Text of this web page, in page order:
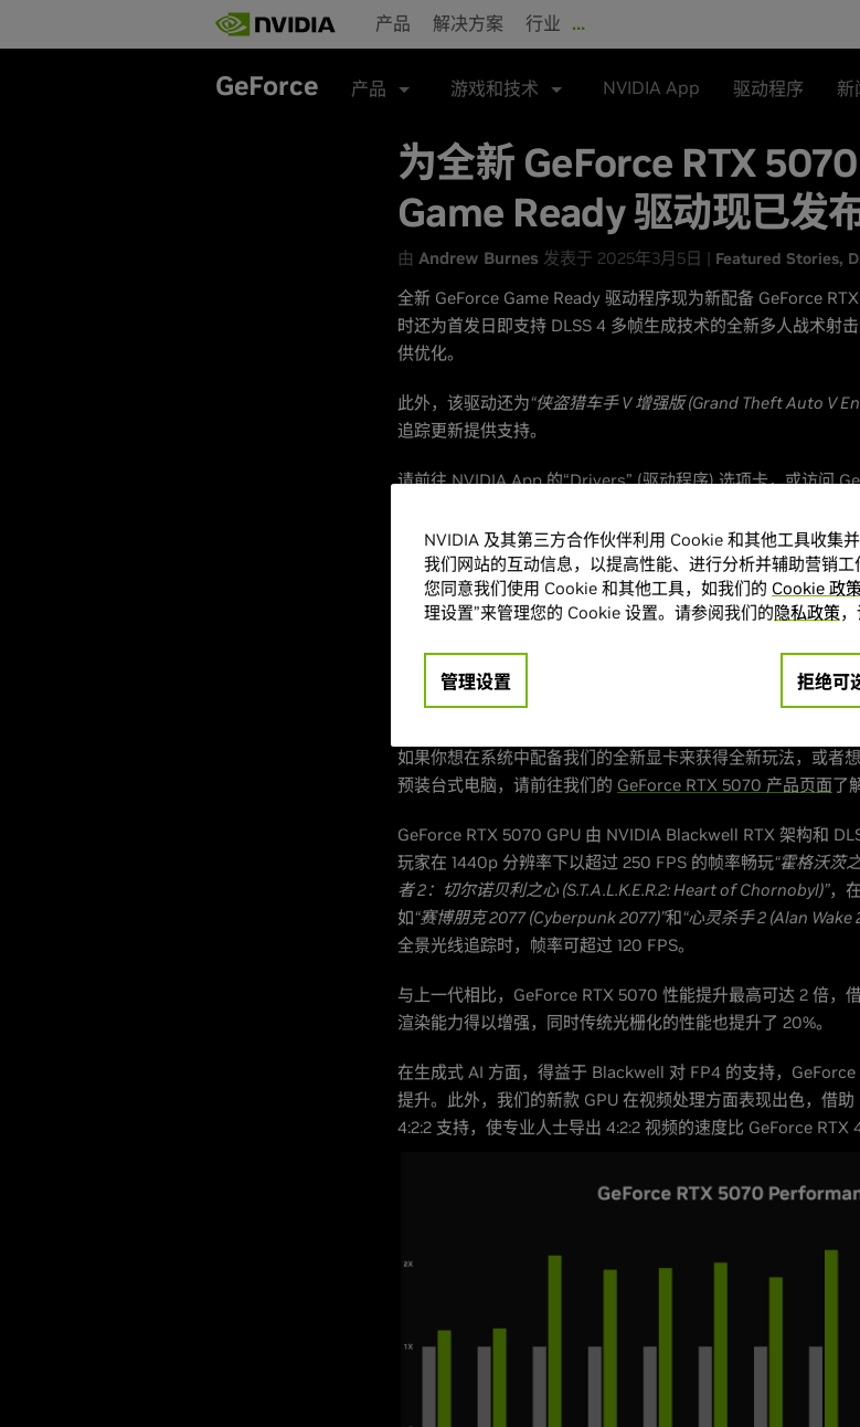
main
产品 解决方案 行业 …
GeForce 产品 游戏和技术 NVIDIA App 驱动程序 新
为全新 GeForce RTX
Game Ready 驱动现已发
由 Andrew Burnes 发表于 2025年3月5日 | Featured Stories
全新 GeForce Game Ready 驱动程序现为新配备 GeForce
时还为首发日即支持 DLSS 4 多帧生成技术的全新多人战术射
供优化。
此外，该驱动还为“侠盗猎车手 V 增强版 (Grand Theft Auto V
追踪更新提供支持。
请前往NVIDIA App的“Drivers” (驱动程序) 选项卡，或访问
为全新 GeForce RTX 5070 打造
驱动
全新GeForce RTX 5070
现已上市。华硕 (ASUS)、七彩虹
驰 (GALAX)、技嘉 (GIGABYTE)、映众 (INNO3D)、万丽（
(ZOTAC) 等 AIC 厂商均已推出标频版和超频版型号的显卡。
如果你想在系统中配备我们的全新显卡来获得全新玩法，或者
预装台式电脑，请前往我们的 GeForce RTX 5070 产品页面了
GeForce RTX 5070 GPU 由 NVIDIA Blackwell RTX 架构和
玩家在 1440p 分辨率下以超过 250 FPS 的帧率畅玩“霍格沃茨
者 2：切尔诺贝利之心 (S.T.A.L.K.E.R.2: Heart of Chornobyl)”，
如“赛博朋克 2077 (Cyberpunk 2077)”和“心灵杀手 2 (Alan Wake
全景光线追踪时，帧率可超过 120 FPS。
与上一代相比，GeForce RTX 5070 性能提升最高可达 2 倍，
渲染能力得以增强，同时传统光栅化的性能也提升了 20%。
在生成式 AI 方面，得益于 Blackwell 对 FP4 的支持，
提升。此外，我们的新款 GPU 在视频处理方面表现出色，借
4:2:2 支持，使专业人士导出 4:2:2 视频的速度比 GeForce RTX
NVIDIA 及其第三方合作伙伴利用 Cookie 和其他工具收集
我们网站的互动信息，以提高性能、进行分析并辅助营销工
您同意我们使用 Cookie 和其他工具，如我们的 Cookie 政
理设置”来管理您的 Cookie 设置。请参阅我们的隐私政策
管理设置 拒绝可